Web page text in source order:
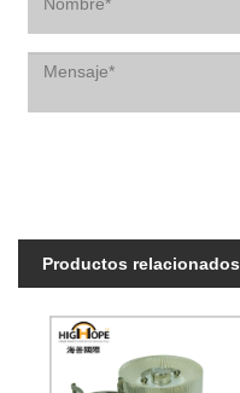
Productos relacionados